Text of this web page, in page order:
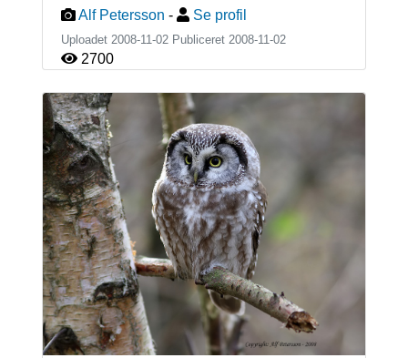
Alf Petersson - Se profil
Uploadet 2008-11-02 Publiceret 2008-11-02
2700